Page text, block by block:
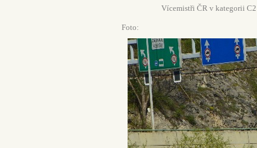
Vícemistři ČR v kategorii C2 5km
Foto: